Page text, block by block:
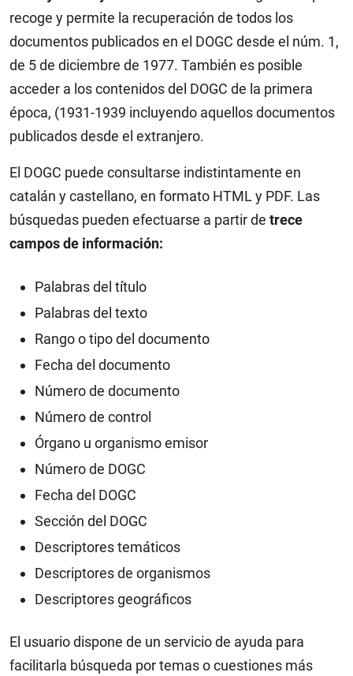
recoge y permite la recuperación de todos los
documentos publicados en el DOGC desde el núm. 1,
de 5 de diciembre de 1977. También es posible
acceder a los contenidos del DOGC de la primera
época, (1931-1939 incluyendo aquellos documentos
publicados desde el extranjero.
El DOGC puede consultarse indistintamente en
catalán y castellano, en formato HTML y PDF. Las
búsquedas pueden efectuarse a partir de trece
campos de información:
Palabras del título
Palabras del texto
Rango o tipo del documento
Fecha del documento
Número de documento
Número de control
Órgano u organismo emisor
Número de DOGC
Fecha del DOGC
Sección del DOGC
Descriptores temáticos
Descriptores de organismos
Descriptores geográficos
El usuario dispone de un servicio de ayuda para
facilitarla búsqueda por temas o cuestiones más